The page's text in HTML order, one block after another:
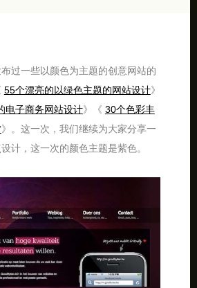
过一些以颜色为主题的创意网站的
55个漂亮的以绿色主题的网站设计》
电子商务网站设计》《 30个色彩丰
》。这一次，我们继续为大家分享一
计，这一次的颜色主题是紫色。